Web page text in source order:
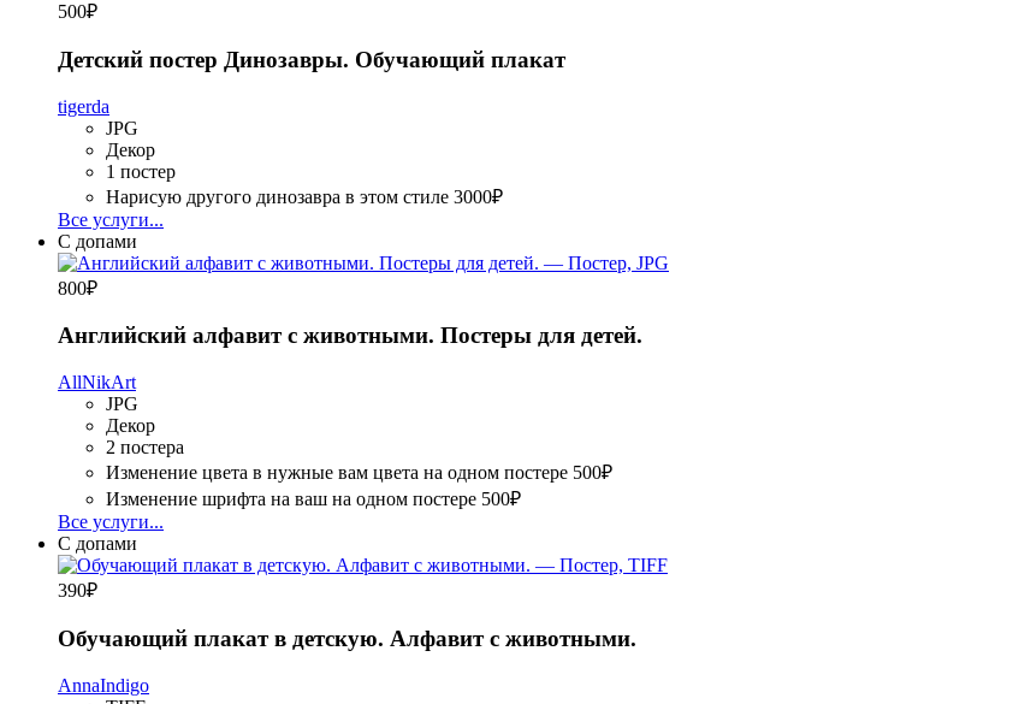
500₽
Детский постер Динозавры. Обучающий плакат
tigerda
JPG
Декор
1 постер
Нарисую другого динозавра в этом стиле 3000₽
Все услуги...
С допами
800₽
Английский алфавит с животными. Постеры для детей.
AllNikArt
JPG
Декор
2 постера
Изменение цвета в нужные вам цвета на одном постере 500₽
Изменение шрифта на ваш на одном постере 500₽
Все услуги...
С допами
390₽
Обучающий плакат в детскую. Алфавит с животными.
AnnaIndigo